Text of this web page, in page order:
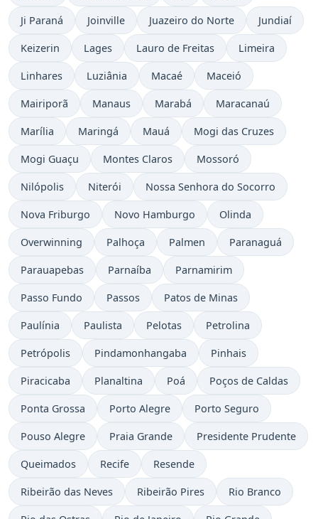
Ji Paraná Joinville Juazeiro do Norte Jundiaí
Keizerin Lages Lauro de Freitas Limeira
Linhares Luziânia Macaé Maceió
Mairiporã Manaus Marabá Maracanaú
Marília Maringá Mauá Mogi das Cruzes
Mogi Guaçu Montes Claros Mossoró
Nilópolis Niterói Nossa Senhora do Socorro
Nova Friburgo Novo Hamburgo Olinda
Overwinning Palhoça Palmen Paranaguá
Parauapebas Parnaíba Parnamirim
Passo Fundo Passos Patos de Minas
Paulínia Paulista Pelotas Petrolina
Petrópolis Pindamonhangaba Pinhais
Piracicaba Planaltina Poá Poços de Caldas
Ponta Grossa Porto Alegre Porto Seguro
Pouso Alegre Praia Grande Presidente Prudente
Queimados Recife Resende
Ribeirão das Neves Ribeirão Pires Rio Branco